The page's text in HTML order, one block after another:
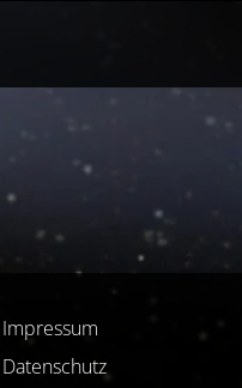
Impressum
Datenschutz